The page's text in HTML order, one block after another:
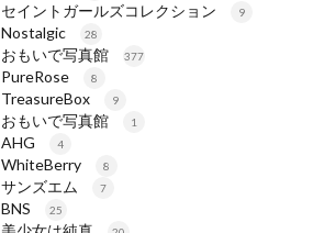
セイントガールズコレクション 9
Nostalgic 28
おもいで写真館 377
PureRose 8
TreasureBox 9
おもいで写真館 1
AHG 4
WhiteBerry 8
サンズエム 7
BNS 25